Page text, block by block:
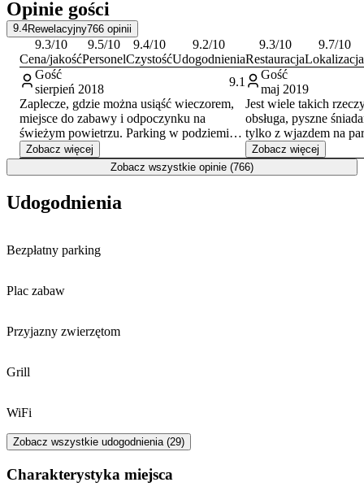
oraz profesjonalizm personelu.
Opinie gości
9.4Rewelacyjny766 opinii
9.3/10
Cena/jakość
9.5/10
Personel
9.4/10
Czystość
9.2/10
Udogodnienia
9.3/10
Restauracja
9.7/10
Lokalizacja
Gość
sierpień 2018
9.1
Zaplecze, gdzie można usiąść wieczorem,
miejsce do zabawy i odpoczynku na
świeżym powietrzu. Parking w podziemiu.
Niestety ciągle, byliśmy już piąty lub szósty
raz, brak dobrej kawy. Pokoje przy tych
upałach, szczególnie na poddaszu proszą
Zobacz więcej
Gość
maj 2019
Jest wiele takich
obsługa, pyszne
tylko z wjazdem na
komfortowo.
polecać
Zobacz więcej
Zobacz wszystkie opinie (766)
Udogodnienia
Bezpłatny parking
Plac zabaw
Przyjazny zwierzętom
Grill
WiFi
Zobacz wszystkie udogodnienia (29)
Charakterystyka miejsca